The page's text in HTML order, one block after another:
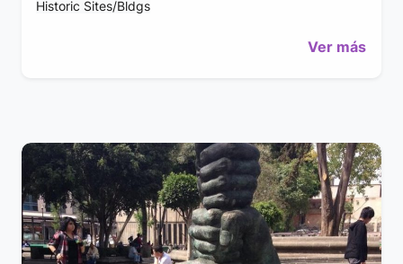
Historic Sites/Bldgs
Ver más